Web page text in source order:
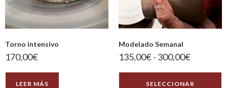
Torno intensivo
170,00€
LEER MÁS
Modelado Semanal
135,00€- 300,00€
SELECCIONAR